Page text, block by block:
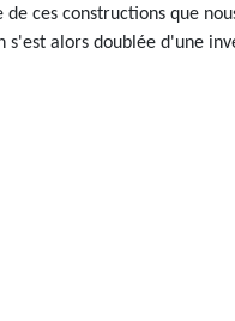
ces constructions que
alors doublée d'une